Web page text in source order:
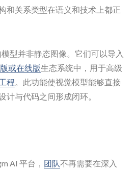
和关系类型在语义和技术上都正
型并非静态图像。它们可以导入
或在线版生态系统中，用于高级
程。此功能使视觉模型能够直接
计与代码之间形成闭环。
AI 平台， 团队不再需要在深入